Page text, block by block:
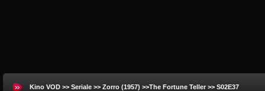
Kino VOD >> Seriale >> Zorro (1957) >>The Fortune Teller >> S02E37